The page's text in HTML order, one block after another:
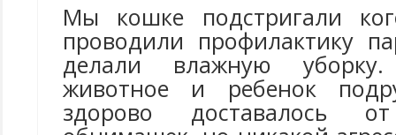
Мы кошке подстригали
проводили профилактику
делали влажную
животное и ребенок
здорово доставалось